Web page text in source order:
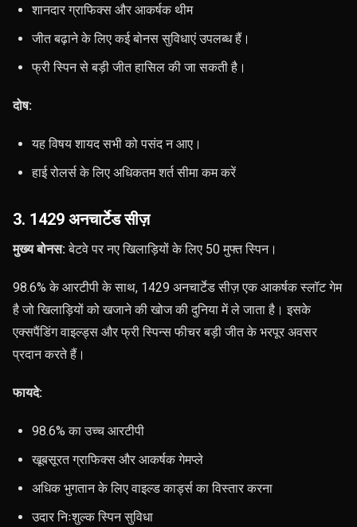
शानदार ग्राफिक्स और आकर्षक थीम
जीत बढ़ाने के लिए कई बोनस सुविधाएं उपलब्ध हैं।
फ्री स्पिन से बड़ी जीत हासिल की जा सकती है।
दोष:
यह विषय शायद सभी को पसंद न आए।
हाई रोलर्स के लिए अधिकतम शर्त सीमा कम करें
3. 1429 अनचार्टेड सीज़
मुख्य बोनस: बेटवे पर नए खिलाड़ियों के लिए 50 मुफ्त स्पिन।
98.6% के आरटीपी के साथ, 1429 अनचार्टेड सीज़ एक आकर्षक स्लॉट गेम
है जो खिलाड़ियों को खजाने की खोज की दुनिया में ले जाता है। इसके
एक्सपैंडिंग वाइल्ड्स और फ्री स्पिन्स फीचर बड़ी जीत के भरपूर अवसर
प्रदान करते हैं।
फायदे:
98.6% का उच्च आरटीपी
खूबसूरत ग्राफिक्स और आकर्षक गेमप्ले
अधिक भुगतान के लिए वाइल्ड कार्ड्स का विस्तार करना
उदार निःशुल्क स्पिन सुविधा